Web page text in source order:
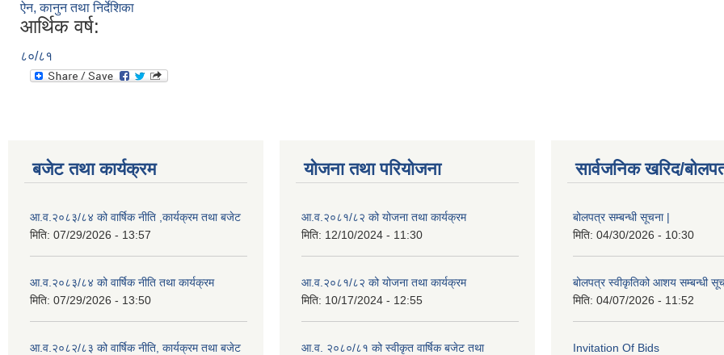
ऐन, कानुन तथा निर्देशिका
आर्थिक वर्ष:
८०/८१
बजेट तथा कार्यक्रम
आ.व.२०८३/८४ को वार्षिक नीति ,कार्यक्रम तथा बजेट
मिति: 07/29/2026 - 13:57
आ.व.२०८३/८४ को वार्षिक नीति तथा कार्यक्रम
मिति: 07/29/2026 - 13:50
आ.व.२०८२/८३ को वार्षिक नीति, कार्यक्रम तथा बजेट
योजना तथा परियोजना
आ.व.२०८१/८२ को योजना तथा कार्यक्रम
मिति: 12/10/2024 - 11:30
आ.व.२०८१/८२ को योजना तथा कार्यक्रम
मिति: 10/17/2024 - 12:55
आ.व. २०८०/८१ को स्वीकृत वार्षिक बजेट तथा
सार्वजनिक खरिद/
बोलपत्र सम्बन्धी सूचना |
मिति: 04/30/2026 - 10:30
बोलपत्र स्वीकृतिको आशय सम्बन्धी
मिति: 04/07/2026 - 11:52
Invitation Of Bids